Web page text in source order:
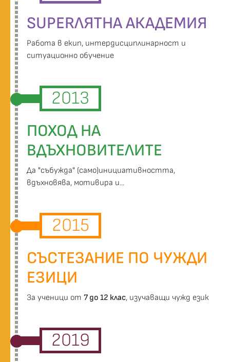
SUPERЛЯТНА АКАДЕМИЯ
Работа в екип, интердисциплинарност и
ситуационно обучение
2013
ПОХОД НА
ВДЪХНОВИТЕЛИТЕ
Да "събужда" (само)инициативността,
вдъхновява, мотивира и...
2015
СЪСТЕЗАНИЕ ПО ЧУЖДИ
ЕЗИЦИ
За ученици от 7 до 12 клас, изучаващи чужд език
2019